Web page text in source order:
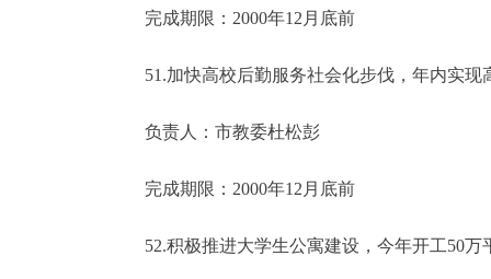
完成期限：2000年12月底前
51.加快高校后勤服务社会化步伐，年内实现
负责人：市教委杜松彭
完成期限：2000年12月底前
52.积极推进大学生公寓建设，今年开工50万